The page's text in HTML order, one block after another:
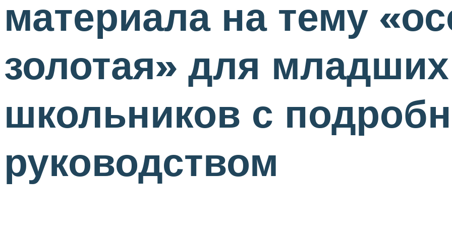
материала на тему
золотая» для младших
школьников с
руководством